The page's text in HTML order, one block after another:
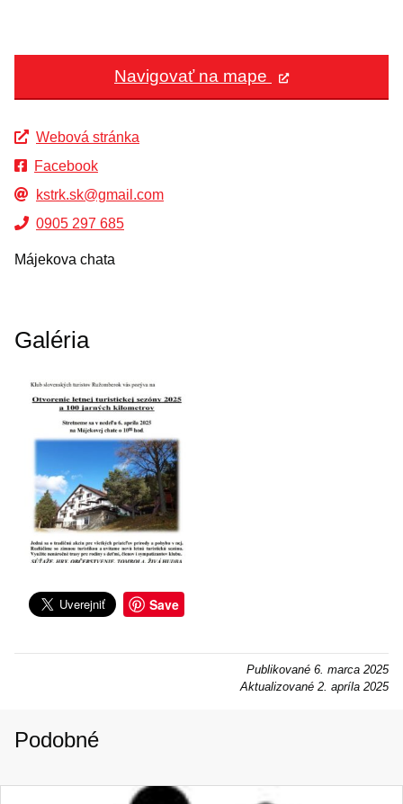
Navigovať na mape
Webová stránka
Facebook
kstrk.sk@gmail.com
0905 297 685
Májekova chata
Galéria
Save
Publikované 6. marca 2025
Aktualizované 2. apríla 2025
Podobné